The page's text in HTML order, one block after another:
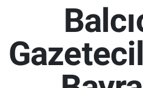
Gizli Gündem
Belediye
Polemik
İstanbul Namaz
İstanbul Trafik
Süper Lig Puan